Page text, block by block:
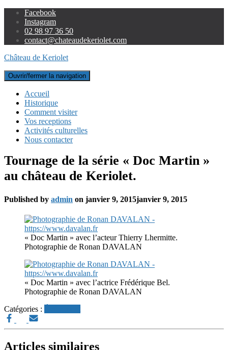
Facebook
Instagram
02 98 97 36 50
contact@chateaudekeriolet.com
Château de Keriolet
Ouvrir/fermer la navigation
Accueil
Historique
Comment visiter
Vos receptions
Activités culturelles
Nous contacter
Tournage de la série « Doc Martin »
au château de Keriolet.
Published by admin on janvier 9, 2015janvier 9, 2015
« Doc Martin » avec l’acteur Thierry Lhermitte.
Photographie de Ronan DAVALAN
« Doc Martin » avec l’actrice Frédérique Bel.
Photographie de Ronan DAVALAN
Catégories :
Articles similaires